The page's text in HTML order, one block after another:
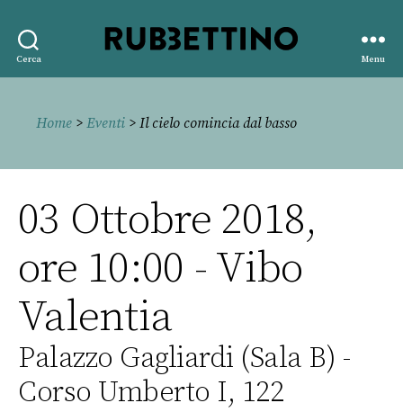
Cerca
editore
Menu
Home > Eventi > Il cielo comincia dal basso
03 Ottobre 2018,
ore 10:00 - Vibo
Valentia
Palazzo Gagliardi (Sala B) -
Corso Umberto I, 122